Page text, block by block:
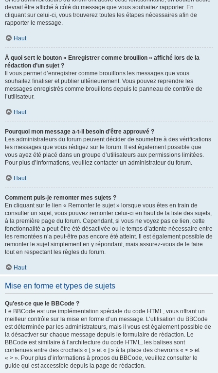
devrait être affiché à côté du message que vous souhaitez rapporter. En
cliquant sur celui-ci, vous trouverez toutes les étapes nécessaires afin de
rapporter le message.
Haut
À quoi sert le bouton « Enregistrer comme brouillon » affiché lors de la
rédaction d’un sujet ?
Il vous permet d’enregistrer comme brouillons les messages que vous
souhaitez finaliser et publier ultérieurement. Vous pouvez reprendre les
messages enregistrés comme brouillons depuis le panneau de contrôle de
l’utilisateur.
Haut
Pourquoi mon message a-t-il besoin d’être approuvé ?
Les administrateurs du forum peuvent décider de soumettre à des vérifications
les messages que vous rédigez sur le forum. Il est également possible que
vous ayez été placé dans un groupe d’utilisateurs aux permissions limitées.
Pour plus d’informations, veuillez contacter un administrateur du forum.
Haut
Comment puis-je remonter mes sujets ?
En cliquant sur le lien « Remonter le sujet » lorsque vous êtes en train de
consulter un sujet, vous pouvez remonter celui-ci en haut de la liste des sujets,
à la première page du forum. Cependant, si vous ne voyez pas ce lien, cette
fonctionnalité a peut-être été désactivée ou le temps d’attente nécessaire entre
les remontées n’a peut-être pas encore été atteint. Il est également possible de
remonter le sujet simplement en y répondant, mais assurez-vous de le faire
tout en respectant les règles du forum.
Haut
Mise en forme et types de sujets
Qu’est-ce que le BBCode ?
Le BBCode est une implémentation spéciale du code HTML, vous offrant un
meilleur contrôle sur la mise en forme d’un message. L’utilisation du BBCode
est déterminée par les administrateurs, mais il vous est également possible de
la désactiver sur chaque message depuis le formulaire de rédaction. Le
BBCode est similaire à l’architecture du code HTML, les balises sont
contenues entre des crochets « [ » et « ] » à la place des chevrons « < » et
« > ». Pour plus d’informations à propos du BBCode, veuillez consulter le
guide qui est accessible depuis la page de rédaction.